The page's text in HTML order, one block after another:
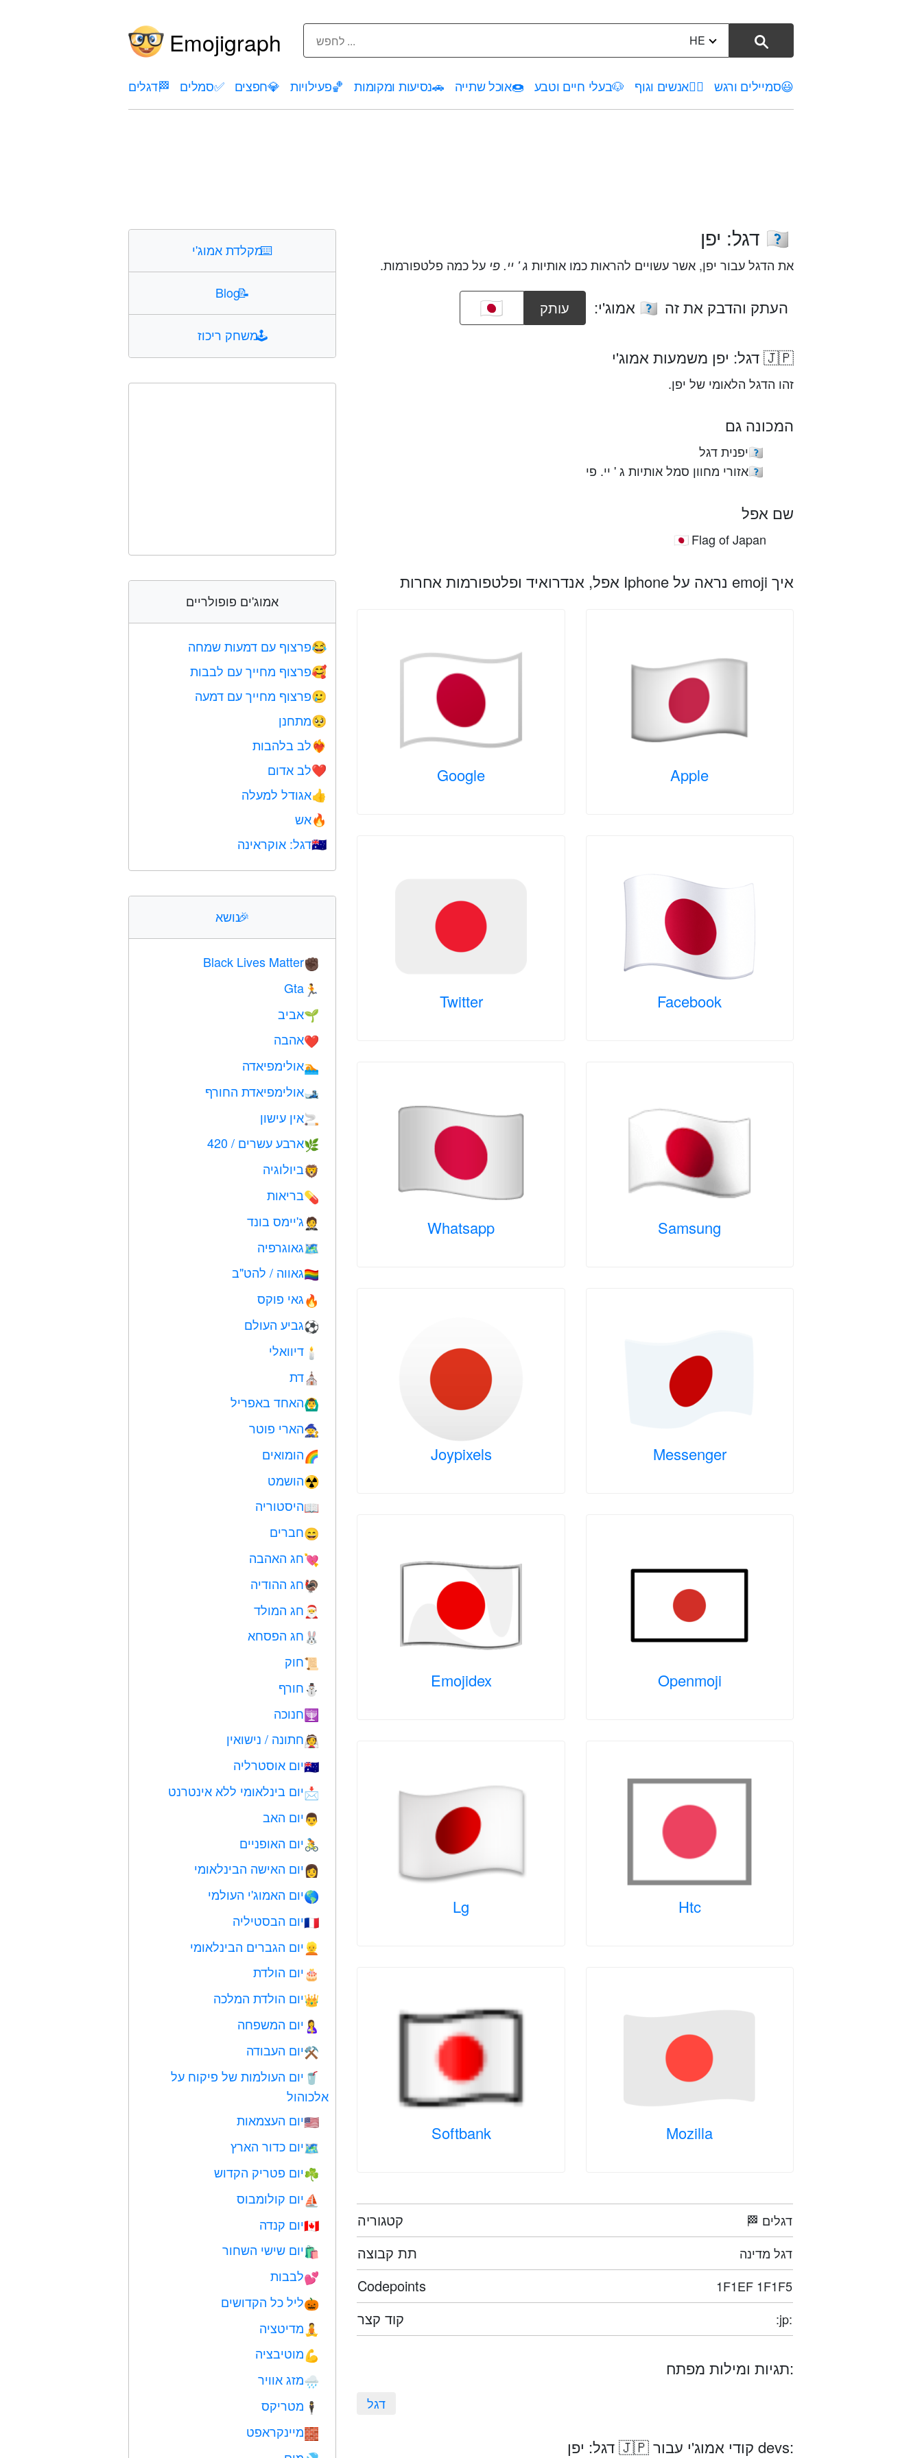
Emojigraph HE
😃סמיילים ורגש 🤦‍♀️אנשים וגוף 🐶בעלי חיים וטבע 🍩אוכל שתייה 🚗נסיעות ומקומות 🏀פעילויות 💎חפצים ✅סמלים 🏁דגלים
🇯🇵 דגל: יפן
את הדגל עבור יפן, אשר עשויים להראות כמו אותיות ג ' יי. פי על כמה פלטפורמות.
העתק והדבק את זה 🇯🇵 אמוג'י: עותק
🇯🇵 דגל: יפן משמעות אמוג'י
זהו הדגל הלאומי של יפן.
המכונה גם
🇯🇵יפנית דגל
🇯🇵אזורי מחוון סמל אותיות ג ' יי. פי
שם אפל
🇯🇵 Flag of Japan
איך emoji נראה על Iphone אפל, אנדרואיד ופלטפורמות אחרות
Apple
Google
Facebook
Twitter
Samsung
Whatsapp
Messenger
Joypixels
Openmoji
Emojidex
Htc
Lg
Mozilla
Softbank
קטגוריה 🏁 דגלים
תת קבוצה דגל מדינה
Codepoints 1F1EF 1F1F5
קוד קצר :jp:
תגיות ומילות מפתח:
דגל
דגל: יפן 🇯🇵 קודי אמוג'י עבור devs:
⌨️מקלדת אמוג'י
📝
Blog
🕹️משחק ריכוז
אמוג'ים פופולריים
😂פרצוף עם דמעות שמחה
🥰פרצוף מחייך עם לבבות
🥲פרצוף מחייך עם דמעה
🥺מתחנן
❤️‍🔥לב בלהבות
❤️לב אדום
👍אגודל למעלה
🔥אש
🇺🇦דגל: אוקראינה
🎉נושא
✊🏿
Black Lives Matter
🏃
Gta
🌱אביב
❤️️אהבה
🏊אולימפיאדה
🎿אולימפיאדת החורף
🚬אין עישון
🌿ארבע עשרים / 420
🦁ביולוגיה
💊בריאות
🤵 ג'יימס בונד
🗺גאוגרפיה
🏳️‍🌈גאווה / להט"ב
🔥גאי פוקס
⚽גביע העולם
🕯 דיוואלי
⛪️דת
🙆‍♂️האחד באפריל
🧙הארי פוטר
🌈הומואים
☢️הושמט
📖היסטוריה
😄חברים
💘חג האהבה
🦃חג ההודיה
🎅 חג המולד
🐰 חג הפסחא
📜חוק
⛄חורף
🕎חנוכה
👰חתונה / נישואין
🇦🇺יום אוסטרליה
📩יום בינלאומי ללא אינטרנט
👨יום האב
🚴יום האופניים
👩יום האישה הבינלאומי
🌎יום האמוג'י העולמי
🇫🇷יום הבסטיליה
👱 יום הגברים הבינלאומי
🎂יום הולדת
👑יום הולדת המלכה
🤱 יום המשפחה
⚒️יום העבודה
🥤 יום העולמות של פיקוח על
אלכוהול
🇺🇸יום העצמאות
🗺️יום כדור הארץ
☘️יום פטריק הקדוש
⛵️יום קולומבוס
🇨🇦יום קנדה
🛍יום שישי השחור
💕לבבות
🎃ליל כל הקדושים
🧘מדיטציה
💪מוטיבציה
🌧מזג אוויר
🕴️ מטריקס
🧱מיינקראפט